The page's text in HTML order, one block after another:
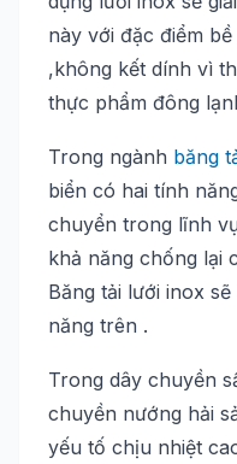
này với đặc điểm
,không kết dính vì
thực phẩm đông
Trong ngành băng
biển có hai tính
chuyển trong lĩnh
khả năng chống lại
Băng tải lưới inox
năng trên .
Trong dây chuyền
chuyền nướng hải
yếu tố chịu nhiệt